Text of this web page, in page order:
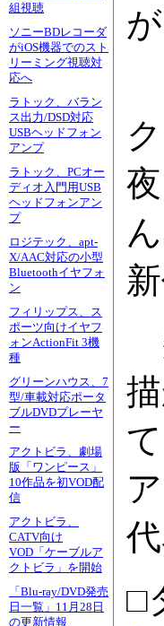
組視聴
ソニーBDレコーダ
がiOS機器でのスト
リーミング視聴対
応へ
ラトック、バラン
ス出力/DSD対応
USBヘッドフォン
アンプ
ラトック、PCオー
ディオ入門用USB
ヘッドフォンアン
プ
ロジテック、apt-
X/AAC対応の小型
Bluetoothイヤフォ
ン
フィリップス、ス
ポーツ向けイヤフ
ォンActionFit 3機
種
グリーンハウス、7
型/車載対応ポータ
ブルDVDプレーヤ
ー
アクトビラ、劇場
版「ワンピース」
10作品を初VOD配
信
アクトビラ、
CATV向け
VOD「ケーブルア
クトビラ」を開始
「Blu-ray/DVD発売
日一覧」11月28日
の更新情報
□